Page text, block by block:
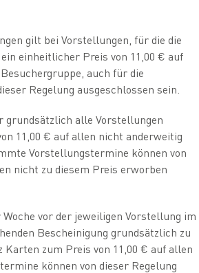
gilt bei Vorstellungen, für die die
einheitlicher Preis von 11,00 € auf
auch für die
Regelung ausgeschlossen sein.
grundsätzlich alle Vorstellungen
11,00 € auf allen nicht anderweitig
Vorstellungstermine können von
nicht zu diesem Preis erworben
vor der jeweiligen Vorstellung im
Bescheinigung grundsätzlich zu
zum Preis von 11,00 € auf allen
können von dieser Regelung